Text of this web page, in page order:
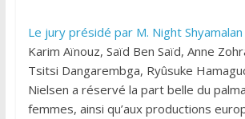
Le jury présidé par M. Night Shyamalan
Karim Aïnouz, Saïd Ben Saïd, Anne
Tsitsi Dangarembga, Ryûsuke
Nielsen a réservé la part belle du
femmes, ainsi qu’aux productions